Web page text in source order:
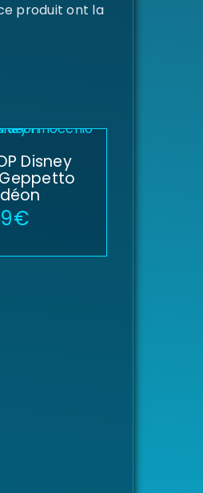
produit ont la
Disney
€